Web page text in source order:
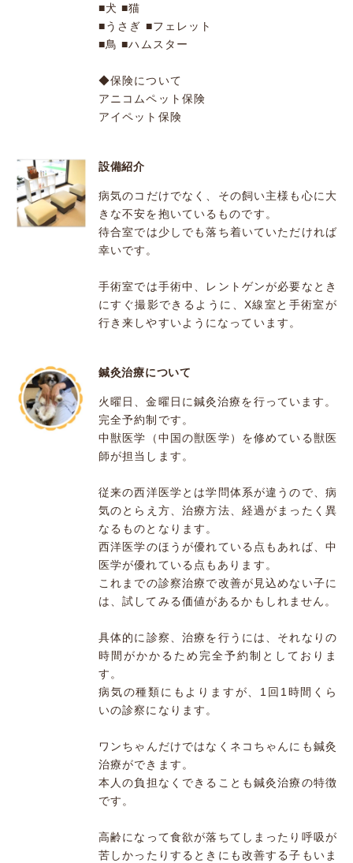
■犬 ■猫
■うさぎ ■フェレット
■鳥 ■ハムスター
◆保険について
アニコムペット保険
アイペット保険
設備紹介
病気のコだけでなく、その飼い主様も心に大
きな不安を抱いているものです。
待合室では少しでも落ち着いていただければ
幸いです。
手術室では手術中、レントゲンが必要なとき
にすぐ撮影できるように、X線室と手術室が
行き来しやすいようになっています。
鍼灸治療について
火曜日、金曜日に鍼灸治療を行っています。
完全予約制です。
中獣医学（中国の獣医学）を修めている獣医
師が担当します。
従来の西洋医学とは学問体系が違うので、病
気のとらえ方、治療方法、経過がまったく異
なるものとなります。
西洋医学のほうが優れている点もあれば、中
医学が優れている点もあります。
これまでの診察治療で改善が見込めない子に
は、試してみる価値があるかもしれません。
具体的に診察、治療を行うには、それなりの
時間がかかるため完全予約制としておりま
す。
病気の種類にもよりますが、1回1時間くら
いの診察になります。
ワンちゃんだけではなくネコちゃんにも鍼灸
治療ができます。
本人の負担なくできることも鍼灸治療の特徴
です。
高齢になって食欲が落ちてしまったり呼吸が
苦しかったりするときにも改善する子もいま